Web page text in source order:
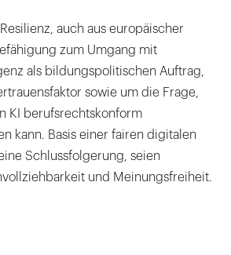
auch aus europäischer
zum Umgang mit
als bildungspolitischen Auftrag,
sowie um die Frage,
KI berufsrechtskonform
kann. Basis einer fairen digitalen
Schlussfolgerung, seien
und Meinungsfreiheit.